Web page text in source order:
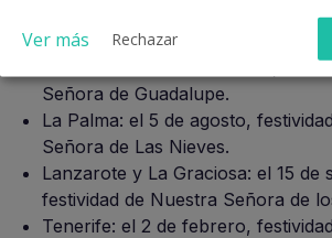
Gran Canaria: el 8 de septiembre,
Nuestra Señora del Pino.
La Gomera: el 9 de octubre,
Señora de Guadalupe.
La Palma: el 5 de agosto,
Señora de Las Nieves.
Lanzarote y La Graciosa: el 15 de
festividad de Nuestra Señora de
Tenerife: el 2 de febrero,
Ver más Rechazar